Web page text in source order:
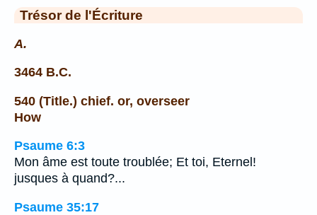
Trésor de l'Écriture
A.
3464 B.C.
540 (Title.) chief. or, overseer
How
Psaume 6:3
Mon âme est toute troublée; Et toi, Eternel!
jusques à quand?...
Psaume 35:17